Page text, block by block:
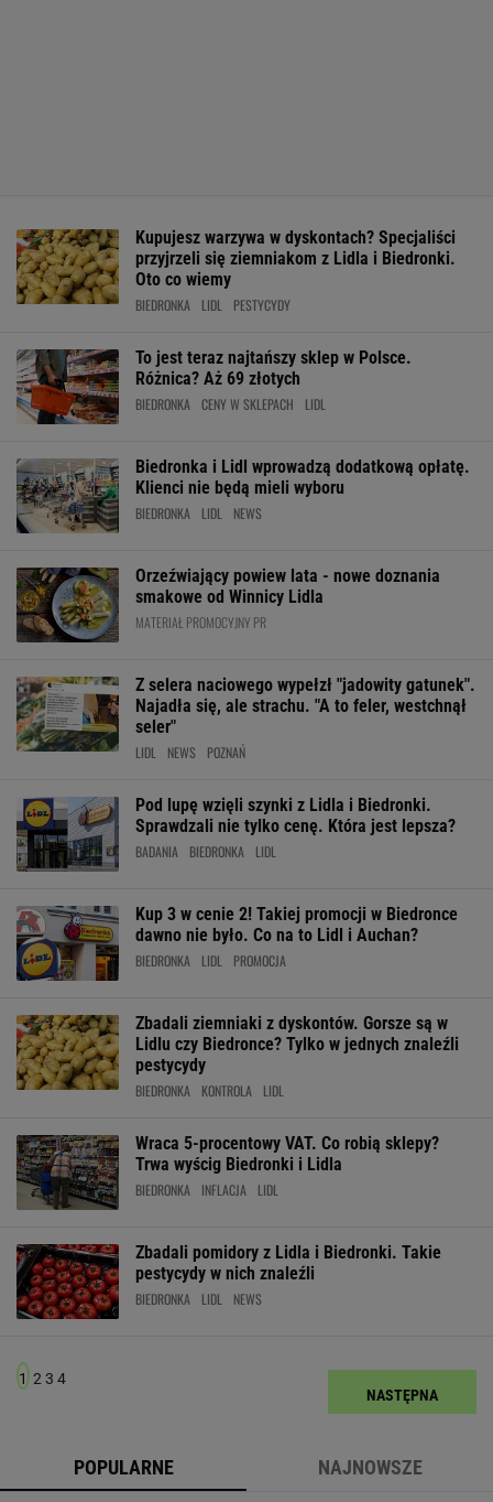
Kupujesz warzywa w dyskontach? Specjaliści
przyjrzeli się ziemniakom z Lidla i Biedronki.
Oto co wiemy
BIEDRONKA LIDL PESTYCYDY
To jest teraz najtańszy sklep w Polsce.
Różnica? Aż 69 złotych
BIEDRONKA CENY W SKLEPACH LIDL
Biedronka i Lidl wprowadzą dodatkową opłatę.
Klienci nie będą mieli wyboru
BIEDRONKA LIDL NEWS
Orzeźwiający powiew lata - nowe doznania
smakowe od Winnicy Lidla
MATERIAŁ PROMOCYJNY PR
Z selera naciowego wypełzł "jadowity gatunek".
Najadła się, ale strachu. "A to feler, westchnął
seler"
LIDL NEWS POZNAŃ
Pod lupę wzięli szynki z Lidla i Biedronki.
Sprawdzali nie tylko cenę. Która jest lepsza?
BADANIA BIEDRONKA LIDL
Kup 3 w cenie 2! Takiej promocji w Biedronce
dawno nie było. Co na to Lidl i Auchan?
BIEDRONKA LIDL PROMOCJA
Zbadali ziemniaki z dyskontów. Gorsze są w
Lidlu czy Biedronce? Tylko w jednych znaleźli
pestycydy
BIEDRONKA KONTROLA LIDL
Wraca 5-procentowy VAT. Co robią sklepy?
Trwa wyścig Biedronki i Lidla
BIEDRONKA INFLACJA LIDL
Zbadali pomidory z Lidla i Biedronki. Takie
pestycydy w nich znaleźli
BIEDRONKA LIDL NEWS
1 2 3 4
NASTĘPNA
POPULARNE NAJNOWSZE